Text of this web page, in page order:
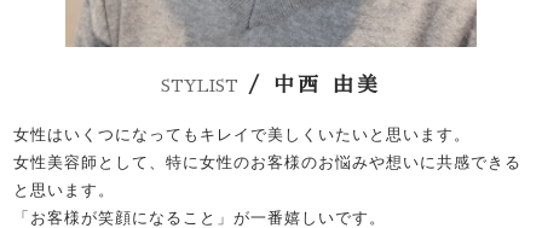
STYLIST / 中西 由美
女性はいくつになってもキレイで美しくいたいと思います。
女性美容師として、特に女性のお客様のお悩みや想いに共感できる
と思います。
「お客様が笑顔になること」が一番嬉しいです。